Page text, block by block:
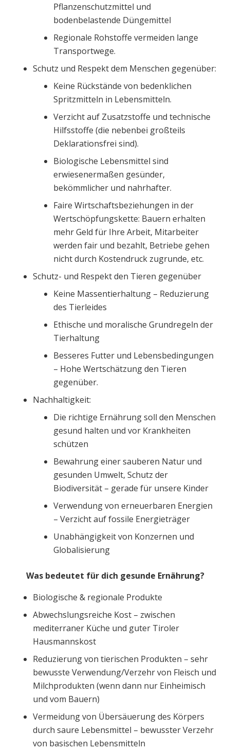
Pflanzenschutzmittel und
bodenbelastende Düngemittel
Regionale Rohstoffe vermeiden lange
Transportwege.
Schutz und Respekt dem Menschen gegenüber:
Keine Rückstände von bedenklichen
Spritzmitteln in Lebensmitteln.
Verzicht auf Zusatzstoffe und technische
Hilfsstoffe (die nebenbei großteils
Deklarationsfrei sind).
Biologische Lebensmittel sind
erwiesenermaßen gesünder,
bekömmlicher und nahrhafter.
Faire Wirtschaftsbeziehungen in der
Wertschöpfungskette: Bauern erhalten
mehr Geld für Ihre Arbeit, Mitarbeiter
werden fair und bezahlt, Betriebe gehen
nicht durch Kostendruck zugrunde, etc.
Schutz- und Respekt den Tieren gegenüber
Keine Massentierhaltung – Reduzierung
des Tierleides
Ethische und moralische Grundregeln der
Tierhaltung
Besseres Futter und Lebensbedingungen
– Hohe Wertschätzung den Tieren
gegenüber.
Nachhaltigkeit:
Die richtige Ernährung soll den Menschen
gesund halten und vor Krankheiten
schützen
Bewahrung einer sauberen Natur und
gesunden Umwelt, Schutz der
Biodiversität – gerade für unsere Kinder
Verwendung von erneuerbaren Energien
– Verzicht auf fossile Energieträger
Unabhängigkeit von Konzernen und
Globalisierung
Was bedeutet für dich gesunde Ernährung?
Biologische & regionale Produkte
Abwechslungsreiche Kost – zwischen
mediterraner Küche und guter Tiroler
Hausmannskost
Reduzierung von tierischen Produkten – sehr
bewusste Verwendung/Verzehr von Fleisch und
Milchprodukten (wenn dann nur Einheimisch
und vom Bauern)
Vermeidung von Übersäuerung des Körpers
durch saure Lebensmittel – bewusster Verzehr
von basischen Lebensmitteln